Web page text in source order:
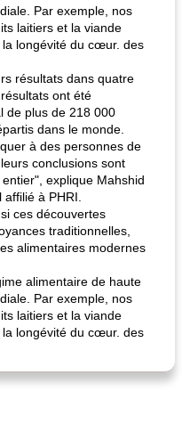
Par exemple, nos
laitiers et la viande
longévité du cœur. des
résultats dans quatre
ont été
de plus de 218 000
dans le monde.
à des personnes de
conclusions sont
explique Mahshid
à PHRI.
ces découvertes
traditionnelles,
alimentaires modernes
alimentaire de haute
Par exemple, nos
laitiers et la viande
longévité du cœur. des